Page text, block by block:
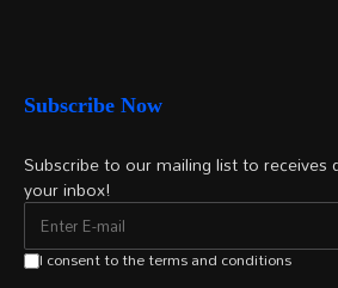
Subscribe Now
Subscribe to our mailing list to receives
your inbox!
I consent to the terms and conditions